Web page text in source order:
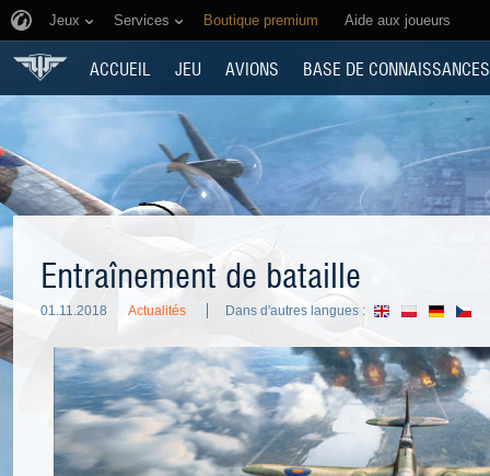
Jeux Services Boutique premium Aide aux joueurs
ACCUEIL JEU AVIONS BASE DE CONNAISSANCES
Entraînement de bataille
01.11.2018 Actualités Dans d'autres langues :